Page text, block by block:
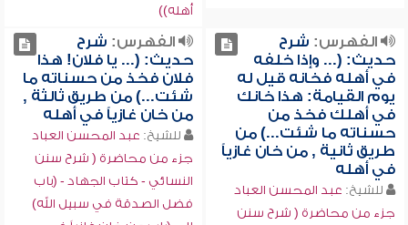
أهله))
الفهرس: شرح
حديث: (... وإذا خلفه
في أهله فخانه قيل له
يوم القيامة: هذا خانك
في أهلك فخذ من
حسناته ما شئت...) من
طريق ثانية , من خان غازياً
في أهله
للشيخ: عبد المحسن العباد
جزء من محاضرة ( شرح سنن
الفهرس: شرح
حديث: (... يا فلان! هذا
فلان فخذ من حسناته ما
شئت...) من طريق ثالثة ,
من خان غازياً في أهله
للشيخ: عبد المحسن العباد
جزء من محاضرة ( شرح سنن
النسائي - كتاب الجهاد - (باب
فضل الصدقة في سبيل الله)